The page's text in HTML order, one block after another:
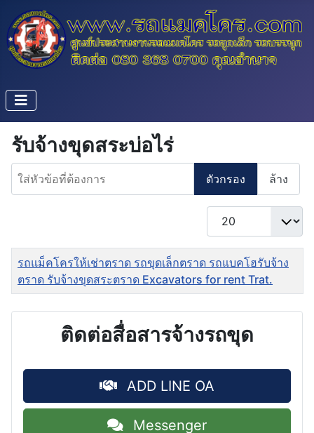
รับจ้างขุดสระบ่อไร่
ใส่หัวข้อที่ต้องการ
ตัวกรอง ล้าง
แสดง #
ชื่อ
รถแม็คโครให้เช่าตราด รถขุดเล็กตราด รถแบคโฮรับจ้าง
ตราด รับจ้างขุดสระตราด Excavators for rent Trat.
ติดต่อสื่อสารจ้างรถขุด
ADD LINE OA
Messenger